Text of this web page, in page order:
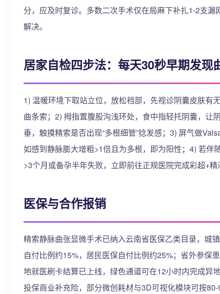
分，应及时复诊。多数二次手术仅在局麻下补扎1-2支漏
解决。
居家自检四步法：每天30秒早期发现
1) 温暖环境下取站立位，放松裆部，先视诊阴囊皮肤有
曲条索；2) 拇指置腹股沟浅环处，食中指轻托阴囊，让
垂，触摸精索是否出现“多根细管”捻发感；3) 屏气做
如感到静脉膨大增粗>1倍且为多根，即为阳性；4) 若伴
>3个月或备孕半年失败，立即前往正规医院完成彩超+
医保与合作报销
精索静脉曲张显微手术已纳入云南省医保乙类目录，城
自付比例约15%，居民医保自付比例约25%；省外参保
地就医刷卡结算已上线，绿色通道可在12小时内完成异
投保商业补充险，部分微创耗材与3D可视化模块可按